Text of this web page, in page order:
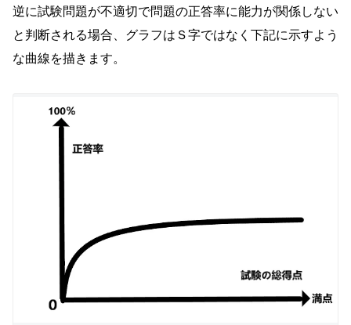
逆に試験問題が不適切で問題の正答率に能力が関係しない
と判断される場合、グラフはＳ字ではなく下記に示すよう
な曲線を描きます。